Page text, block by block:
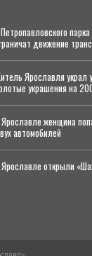
движение
Ярославля украл
украшения на
женщина
автомобилей
открыли